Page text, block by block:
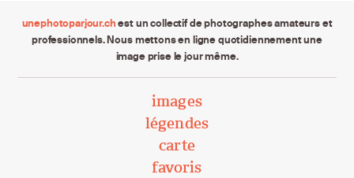
unephotoparjour.chest un collectif de photographes amateurs et
professionnels. Nous mettons en ligne quotidiennement une
image prise le jour même.
images
légendes
carte
favoris